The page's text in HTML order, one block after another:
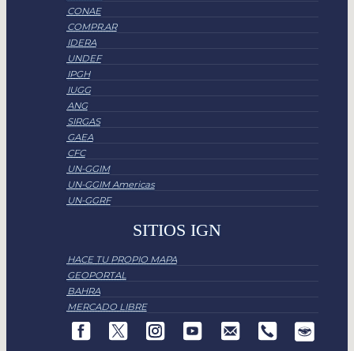
CONAE
COMPR.AR
IDERA
UNDEF
IPGH
IUGG
ANG
SIRGAS
GAEA
CFC
UN-GGIM
UN-GGIM Americas
UN-GGRF
SITIOS IGN
HACE TU PROPIO MAPA
GEOPORTAL
BAHRA
MERCADO LIBRE